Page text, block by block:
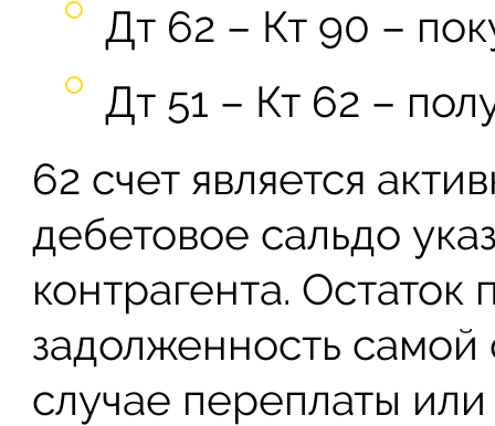
Дт 62 – Кт 90 –
Дт 51 – Кт 62 –
62 счет является
дебетовое сальдо
контрагента. Остаток
задолженность
случае переплаты